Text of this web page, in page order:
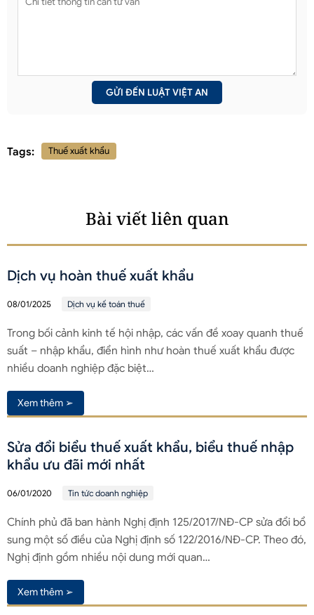
Tags: Thuế xuất khẩu
Bài viết liên quan
Dịch vụ hoàn thuế xuất khẩu
08/01/2025 Dịch vụ kế toán thuế
Trong bối cảnh kinh tế hội nhập, các vấn đề xoay quanh thuế
suất – nhập khẩu, điển hình như hoàn thuế xuất khẩu được
nhiều doanh nghiệp đặc biệt…
Xem thêm ➢
Sửa đổi biểu thuế xuất khẩu, biểu thuế nhập
khẩu ưu đãi mới nhất
06/01/2020 Tin tức doanh nghiệp
Chính phủ đã ban hành Nghị định 125/2017/NĐ-CP sửa đổi bổ
sung một số điều của Nghị định số 122/2016/NĐ-CP. Theo đó,
Nghị định gồm nhiều nội dung mới quan…
Xem thêm ➢